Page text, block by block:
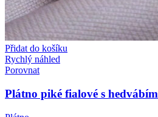
Přidat do košíku
Rychlý náhled
Porovnat
Plátno piké fialové s hedvábím